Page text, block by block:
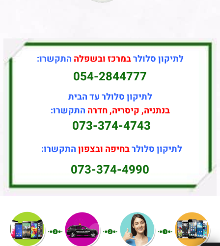
לתיקון סלולרבמרכז ובשפלה התקשרו:
054-2844777
לתיקון סלולר עד הבית
בנתניה, קיסריה, חדרה התקשרו:
073-374-4743
לתיקון סלולרבחיפה ובצפוןהתקשרו:
073-374-4990
✕